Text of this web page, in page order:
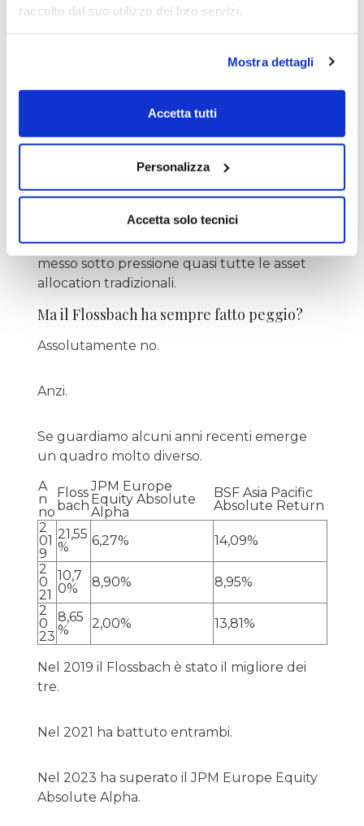
raccolto dal suo utilizzo dei loro servizi.
Mostra dettagli
Accetta tutti
Personalizza
Accetta solo tecnici
molti asset finanziari tradizionali
In pratica è venuta meno proprio quella
correlazione negativa che normalmente
aiuta i fondi multi-asset a stabilizzare il
Non è stato un fallimento della strategia.
È stato uno scenario eccezionale che ha
messo sotto pressione quasi tutte le asset
allocation tradizionali.
Ma il Flossbach ha sempre fatto peggio?
Assolutamente no.
Anzi.
Se guardiamo alcuni anni recenti emerge
un quadro molto diverso.
A
n
no
Floss
bach
JPM Europe
Equity Absolute
Alpha
BSF Asia Pacific
Absolute Return
2
01
9
21,55
%
6,27%
14,09%
2
0
21
10,7
0%
8,90%
8,95%
2
0
23
8,65
%
2,00% 13,81%
Nel 2019 il Flossbach è stato il migliore dei
tre.
Nel 2021 ha battuto entrambi.
Nel 2023 ha superato il JPM Europe Equity
Absolute Alpha.